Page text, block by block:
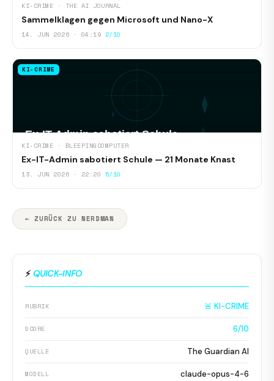
KI-CRIME · THE AI JOURNAL
Sammelklagen gegen Microsoft und Nano-X
14. JUN 2026 · 04:19 2/10
KI-CRIME
KI-CRIME · BLEEPINGCOMPUTER
Ex-IT-Admin sabotiert Schule — 21 Monate Knast
13. JUN 2026 · 22:20 5/10
← ZURÜCK ZU NERDMAN
⚡ QUICK-INFO
RUBRIK 🚨 KI-CRIME
SCORE 6/10
QUELLE The Guardian AI
MODELL claude-opus-4-6